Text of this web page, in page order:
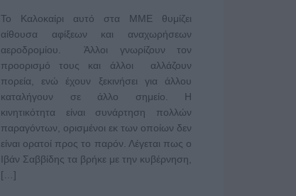
Το Καλοκαίρι αυτό στα ΜΜΕ θυμίζει
αίθουσα αφίξεων και αναχωρήσεων
αεροδρομίου. Άλλοι γνωρίζουν τον
προορισμό τους και άλλοι αλλάζουν
πορεία, ενώ έχουν ξεκινήσει για άλλου
καταλήγουν σε άλλο σημείο. Η
κινητικότητα είναι συνάρτηση πολλών
παραγόντων, ορισμένοι εκ των οποίων δεν
είναι ορατοί προς το παρόν. Λέγεται πως ο
Ιβάν Σαββίδης τα βρήκε με την κυβέρνηση,
[…]